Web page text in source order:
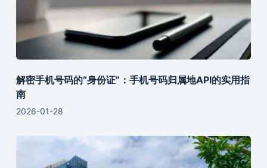
解密手机号码的“身份证”：手机号码归属地API的实用指
南
2026-01-28